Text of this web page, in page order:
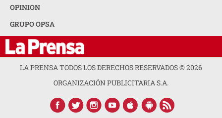
OPINION
GRUPO OPSA
LA PRENSA TODOS LOS DERECHOS RESERVADOS ©2026
ORGANIZACIÓN PUBLICITARIA S.A.